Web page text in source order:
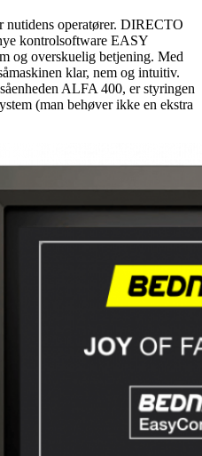
nutidens operatører. DIRECTO
kontrolsoftware EASY
og overskuelig betjening. Med
klar, nem og intuitiv.
ALFA 400, er styringen
(man behøver ikke en ekstra